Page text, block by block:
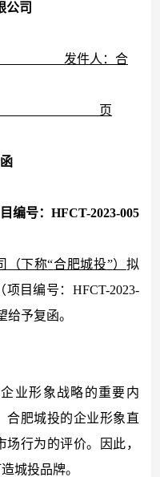
限公司
发件人： 合
页
编号： HFCT-2023-005
（下称“合肥城投”） 拟
项目编号：HFCT-2023-
给予复函。
业形象战略的重要内
合肥城投的企业形象直
行为的评价。因此，
城投品牌。